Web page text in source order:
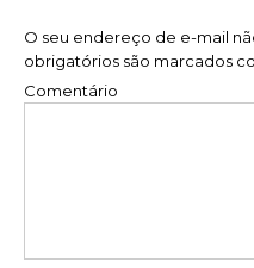
v
i
O seu endereço de e-mail
obrigatórios são marcados
Comentário